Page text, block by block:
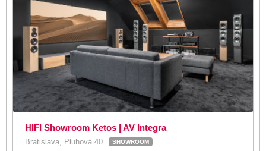
HIFI Showroom Ketos | AV Integra
Bratislava, Pluhová 40 SHOWROOM